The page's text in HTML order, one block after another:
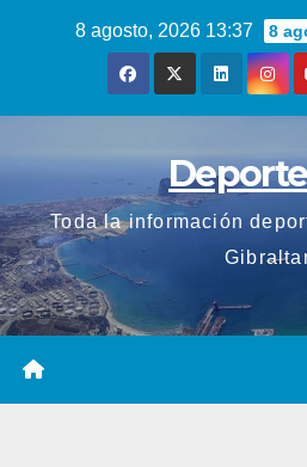
8 agosto, 2026 13:37 8
Toda la información